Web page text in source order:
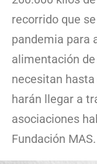
recorrido que
pandemia para
alimentación
necesitan
harán llegar a
asociaciones
Fundación